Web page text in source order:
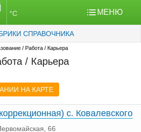
°C МЕНЮ
СПРАВОЧНИКА
/ Работа / Карьера
/ Карьера
НА КАРТЕ
с. Ковалевского
66